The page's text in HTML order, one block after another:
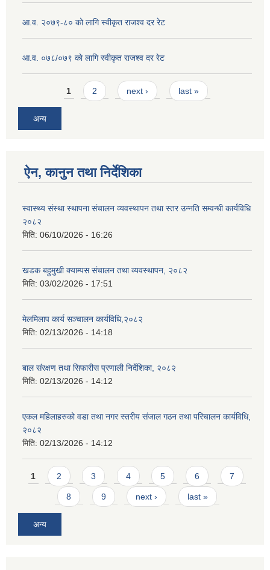
आ.व. २०७९-८० को लागि स्वीकृत राजश्व दर रेट
आ.व. ०७८/०७९ काे लागि स्वीकृत राजश्व दर रेट
Pages1 2 next › last »
अन्य
ऐन, कानुन तथा निर्देशिका
स्वास्थ्य संस्था स्थापना संचालन व्यवस्थापन तथा स्तर उन्नति सम्वन्धी कार्यविधि
२०८२
मिति: 06/10/2026 - 16:26
खडक बहुमुखी क्याम्पस संचालन तथा व्यवस्थापन, २०८२
मिति: 03/02/2026 - 17:51
मेलमिलाप कार्य सञ्चालन कार्यविधि,२०८२
मिति: 02/13/2026 - 14:18
बाल संरक्षण तथा सिफारीस प्रणाली निर्देशिका, २०८२
मिति: 02/13/2026 - 14:12
एकल महिलाहरुको वडा तथा नगर स्तरीय संजाल गठन तथा परिचालन कार्यविधि,
२०८२
मिति: 02/13/2026 - 14:12
Pages
1 2 3 4 5 6 7
8 9 next › last »
अन्य